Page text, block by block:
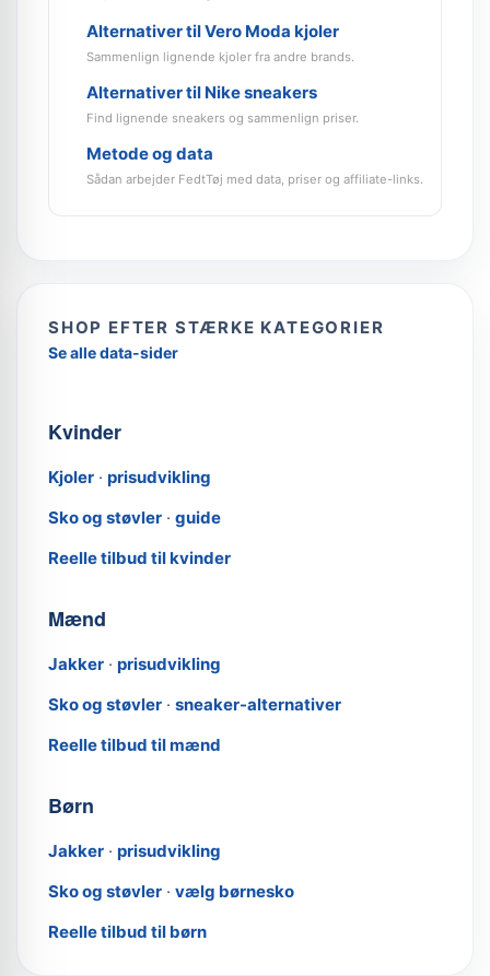
Alternativer til Vero Moda kjoler
Sammenlign lignende kjoler fra andre brands.
Alternativer til Nike sneakers
Find lignende sneakers og sammenlign priser.
Metode og data
Sådan arbejder FedtTøj med data, priser og affiliate-links.
SHOP EFTER STÆRKE KATEGORIER
Se alle data-sider
Kvinder
Kjoler · prisudvikling
Sko og støvler · guide
Reelle tilbud til kvinder
Mænd
Jakker · prisudvikling
Sko og støvler · sneaker-alternativer
Reelle tilbud til mænd
Børn
Jakker · prisudvikling
Sko og støvler · vælg børnesko
Reelle tilbud til børn